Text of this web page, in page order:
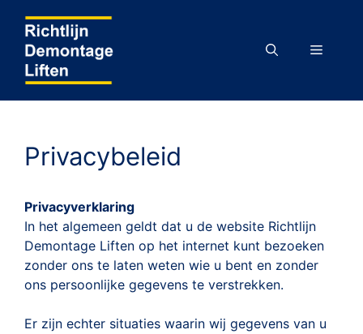
naar
inhoud
MENU
Privacybeleid
Privacyverklaring
In het algemeen geldt dat u de website Richtlijn
Demontage Liften op het internet kunt bezoeken
zonder ons te laten weten wie u bent en zonder
ons persoonlijke gegevens te verstrekken.
Er zijn echter situaties waarin wij gegevens van u